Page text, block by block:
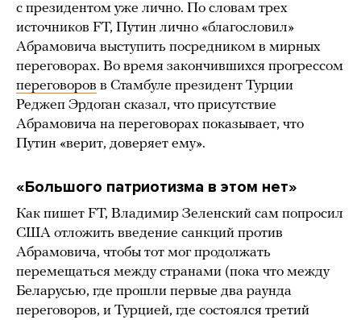
с президентом уже лично. По словам трех
источников FT, Путин лично «благословил»
Абрамовича выступить посредником в мирных
переговорах. Во время закончившихся прогрессом
переговоров в Стамбуле президент Турции
Реджеп Эрдоган сказал, что присутствие
Абрамовича на переговорах показывает, что
Путин «верит, доверяет ему».
«Большого патриотизма в этом нет»
Как пишет FT, Владимир Зеленский сам попросил
США отложить введение санкций против
Абрамовича, чтобы тот мог продолжать
перемещаться между странами (пока что между
Беларусью, где прошли первые два раунда
переговоров, и Турцией, где состоялся третий